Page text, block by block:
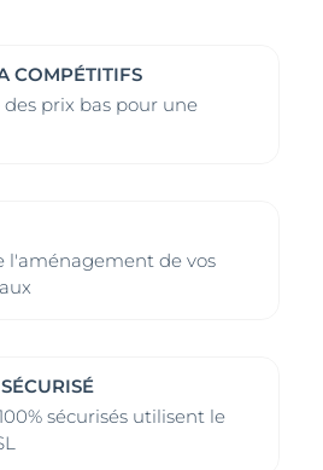
être
du
être
du
COMPÉTITIFS
prix bas pour une
l'aménagement de vos
sécurisés utilisent le